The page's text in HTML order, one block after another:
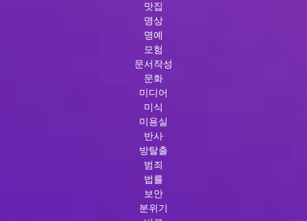
맛집
명상
명예
모험
문서작성
문화
미디어
미식
미용실
반사
방탈출
범죄
법률
보안
분위기